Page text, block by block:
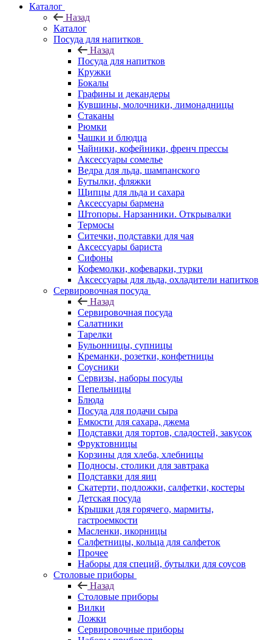
Каталог
Назад
Каталог
Посуда для напитков
Назад
Посуда для напитков
Кружки
Бокалы
Графины и декандеры
Кувшины, молочники, лимонадницы
Стаканы
Рюмки
Чашки и блюдца
Чайники, кофейники, френч прессы
Аксессуары сомелье
Ведра для льда, шампанского
Бутылки, фляжки
Щипцы для льда и сахара
Аксессуары бармена
Штопоры. Нарзанники. Открывалки
Термосы
Ситечки, подставки для чая
Аксессуары бариста
Сифоны
Кофемолки, кофеварки, турки
Аксессуары для льда, охладители напитков
Сервировочная посуда
Назад
Сервировочная посуда
Салатники
Тарелки
Бульонницы, супницы
Креманки, розетки, конфетницы
Соусники
Сервизы, наборы посуды
Пепельницы
Блюда
Посуда для подачи сыра
Емкости для сахара, джема
Подставки для тортов, сладостей, закусок
Фруктовницы
Корзины для хлеба, хлебницы
Подносы, столики для завтрака
Подставки для яиц
Скатерти, подложки, салфетки, костеры
Детская посуда
Крышки для горячего, мармиты,
гастроемкости
Масленки, икорницы
Салфетницы, кольца для салфеток
Прочее
Наборы для специй, бутылки для соусов
Столовые приборы
Назад
Столовые приборы
Вилки
Ложки
Сервировочные приборы